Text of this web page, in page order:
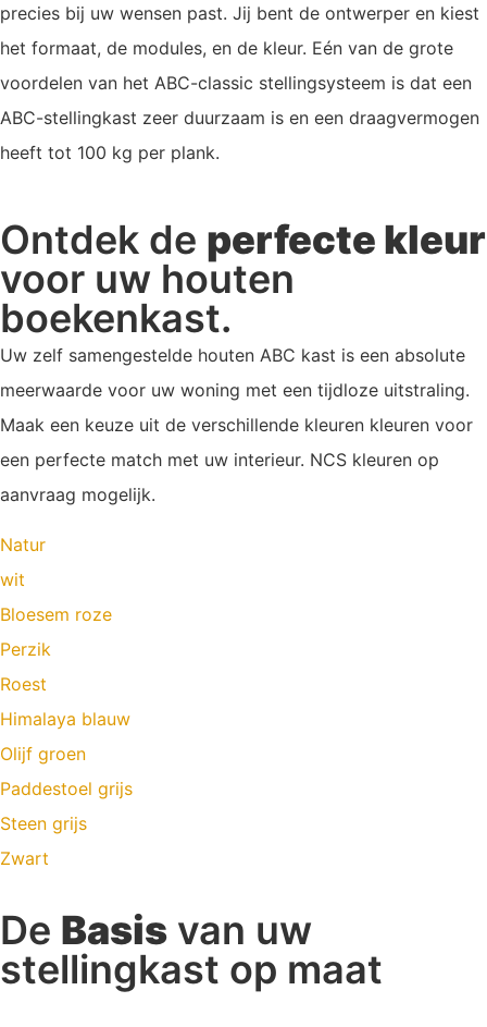
precies bij uw wensen past. Jij bent de ontwerper en kiest
het formaat, de modules, en de kleur. Eén van de grote
voordelen van het ABC-classic stellingsysteem is dat een
ABC-stellingkast zeer duurzaam is en een draagvermogen
heeft tot 100 kg per plank.
Ontdek de perfecte kleur
voor uw houten
boekenkast.
Uw zelf samengestelde houten ABC kast is een absolute
meerwaarde voor uw woning met een tijdloze uitstraling.
Maak een keuze uit de verschillende kleuren kleuren voor
een perfecte match met uw interieur. NCS kleuren op
aanvraag mogelijk.
Natur
wit
Bloesem roze
Perzik
Roest
Himalaya blauw
Olijf groen
Paddestoel grijs
Steen grijs
Zwart
De Basis van uw
stellingkast op maat